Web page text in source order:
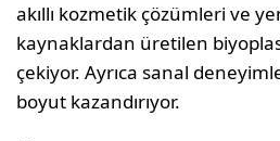
akıllı kozmetik çözümleri ve
kaynaklardan üretilen
çekiyor. Ayrıca sanal
boyut kazandırıyor.